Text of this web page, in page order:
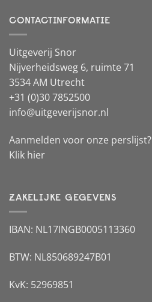
CONTACTINFORMATIE
Uitgeverij Snor
Nijverheidsweg 6, ruimte 71
3534 AM Utrecht
+31 (0)30 7852500
info@uitgeverijsnor.nl
Aanmelden voor onze perslijst?
Klik hier
ZAKELIJKE GEGEVENS
IBAN: NL17INGB0005113360
BTW: NL850689247B01
KvK: 52969851